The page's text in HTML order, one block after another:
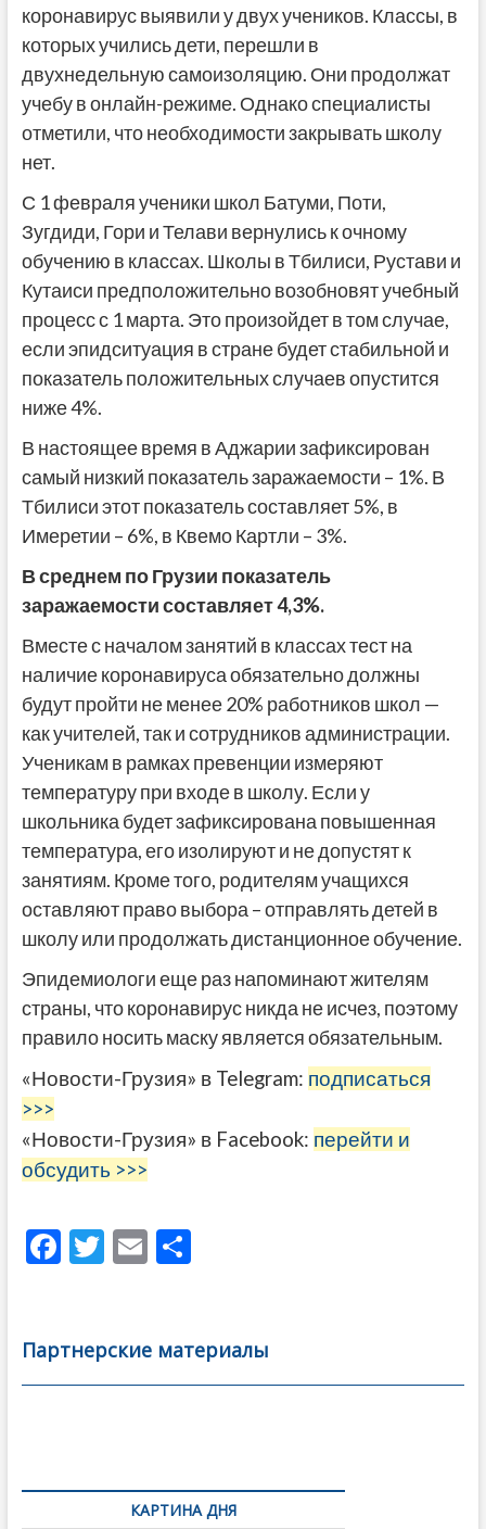
коронавирус выявили у двух учеников. Классы, в
которых учились дети, перешли в
двухнедельную самоизоляцию. Они продолжат
учебу в онлайн-режиме. Однако специалисты
отметили, что необходимости закрывать школу
нет.
С 1 февраля ученики школ Батуми, Поти,
Зугдиди, Гори и Телави вернулись к очному
обучению в классах. Школы в Тбилиси, Рустави и
Кутаиси предположительно возобновят учебный
процесс с 1 марта. Это произойдет в том случае,
если эпидситуация в стране будет стабильной и
показатель положительных случаев опустится
ниже 4%.
В настоящее время в Аджарии зафиксирован
самый низкий показатель заражаемости – 1%. В
Тбилиси этот показатель составляет 5%, в
Имеретии – 6%, в Квемо Картли – 3%.
В среднем по Грузии показатель
заражаемости составляет 4,3%.
Вместе с началом занятий в классах тест на
наличие коронавируса обязательно должны
будут пройти не менее 20% работников школ —
как учителей, так и сотрудников администрации.
Ученикам в рамках превенции измеряют
температуру при входе в школу. Если у
школьника будет зафиксирована повышенная
температура, его изолируют и не допустят к
занятиям. Кроме того, родителям учащихся
оставляют право выбора – отправлять детей в
школу или продолжать дистанционное обучение.
Эпидемиологи еще раз напоминают жителям
страны, что коронавирус никда не исчез, поэтому
правило носить маску является обязательным.
«Новости-Грузия» в Telegram: подписаться
>>>
«Новости-Грузия» в Facebook: перейти и
обсудить >>>
F
b
o
T
er
E
l
О
а
в
Партнерские материалы
по
КАРТИНА ДНЯ